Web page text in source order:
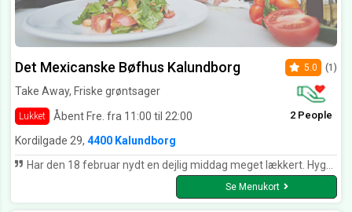
Det Mexicanske Bøfhus Kalundborg
Take Away, Friske grøntsager
Lukket Åbent Fre. fra 11:00 til 22:00
5.0 (1)
2 People
Kordilgade 29, 4400 Kalundborg
Har den 18 februar nydt en dejlig middag meget lækkert. Hyggeligt sted god betjening. Kan kun anbefale
Se Menukort